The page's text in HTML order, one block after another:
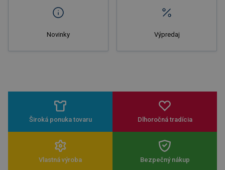
Novinky Výpredaj
Široká ponuka tovaru Dlhoročná tradícia
Vlastná výroba Bezpečný nákup